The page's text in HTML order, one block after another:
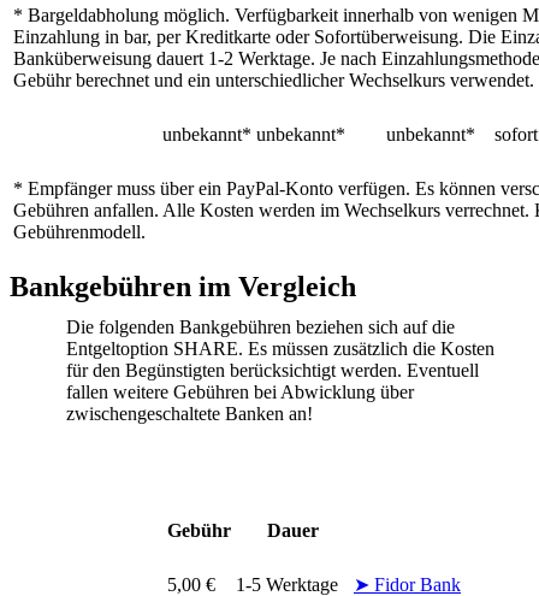
* Bargeldabholung möglich. Verfügbarkeit innerhalb von wenigen
Einzahlung in bar, per Kreditkarte oder Sofortüberweisung. Die
Banküberweisung dauert 1-2 Werktage. Je nach
Gebühr berechnet und ein unterschiedlicher Wechselkurs verwendet.
unbekannt* unbekannt* unbekannt*
* Empfänger muss über ein PayPal-Konto verfügen. Es können
Gebühren anfallen. Alle Kosten werden im Wechselkurs verrechnet.
Gebührenmodell.
Bankgebühren im Vergleich
Die folgenden Bankgebühren beziehen sich auf die
Entgeltoption SHARE. Es müssen zusätzlich die Kosten
für den Begünstigten berücksichtigt werden. Eventuell
fallen weitere Gebühren bei Abwicklung über
zwischengeschaltete Banken an!
Gebühr Dauer
5,00 € 1-5 Werktage ➤ Fidor Bank